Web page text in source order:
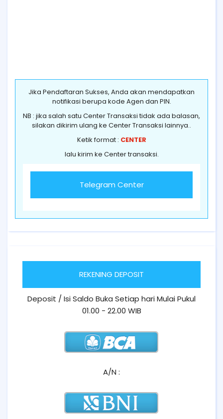
Jika Pendaftaran Sukses, Anda akan mendapatkan
notifikasi berupa kode Agen dan PIN.
NB : jika salah satu Center Transaksi tidak ada balasan,
silakan dikirim ulang ke Center Transaksi lainnya..
Ketik format : CENTER
lalu kirim ke Center transaksi.
Telegram Center
REKENING DEPOSIT
Deposit / Isi Saldo Buka Setiap hari Mulai Pukul
01.00 - 22.00 WIB
A/N :